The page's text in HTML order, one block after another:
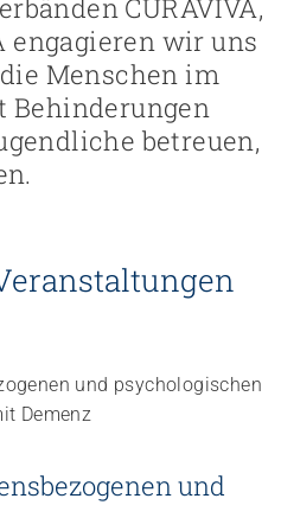
CURAVIVA,
engagieren wir uns
Menschen im
Behinderungen
betreuen,
und